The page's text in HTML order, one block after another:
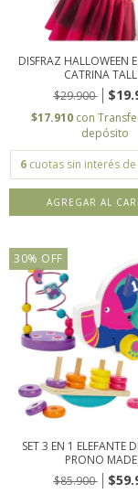
DISFRAZ HALLOWEEN
CATRINA
$29.900
$17.910 con
depósito
6 cuotas sin interés de
30% OFF
SET 3 EN 1 ELEFANTE
PRONO
$85.900